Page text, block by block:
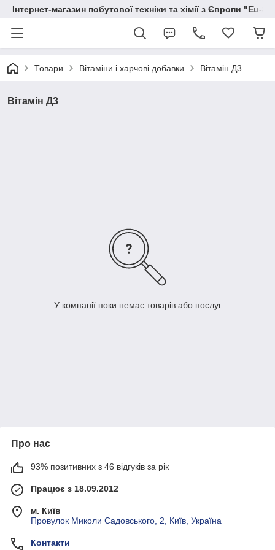
Інтернет-магазин побутової техніки та хімії з Європи "Eu-
Товари Вітаміни і харчові добавки Вітамін Д3
Вітамін Д3
У компанії поки немає товарів або послуг
Про нас
93% позитивних з 46 відгуків за рік
Працює з 18.09.2012
м. Київ
Провулок Миколи Садовського, 2, Київ, Україна
Контакти